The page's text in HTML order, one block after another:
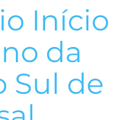
Início
da
Sul de